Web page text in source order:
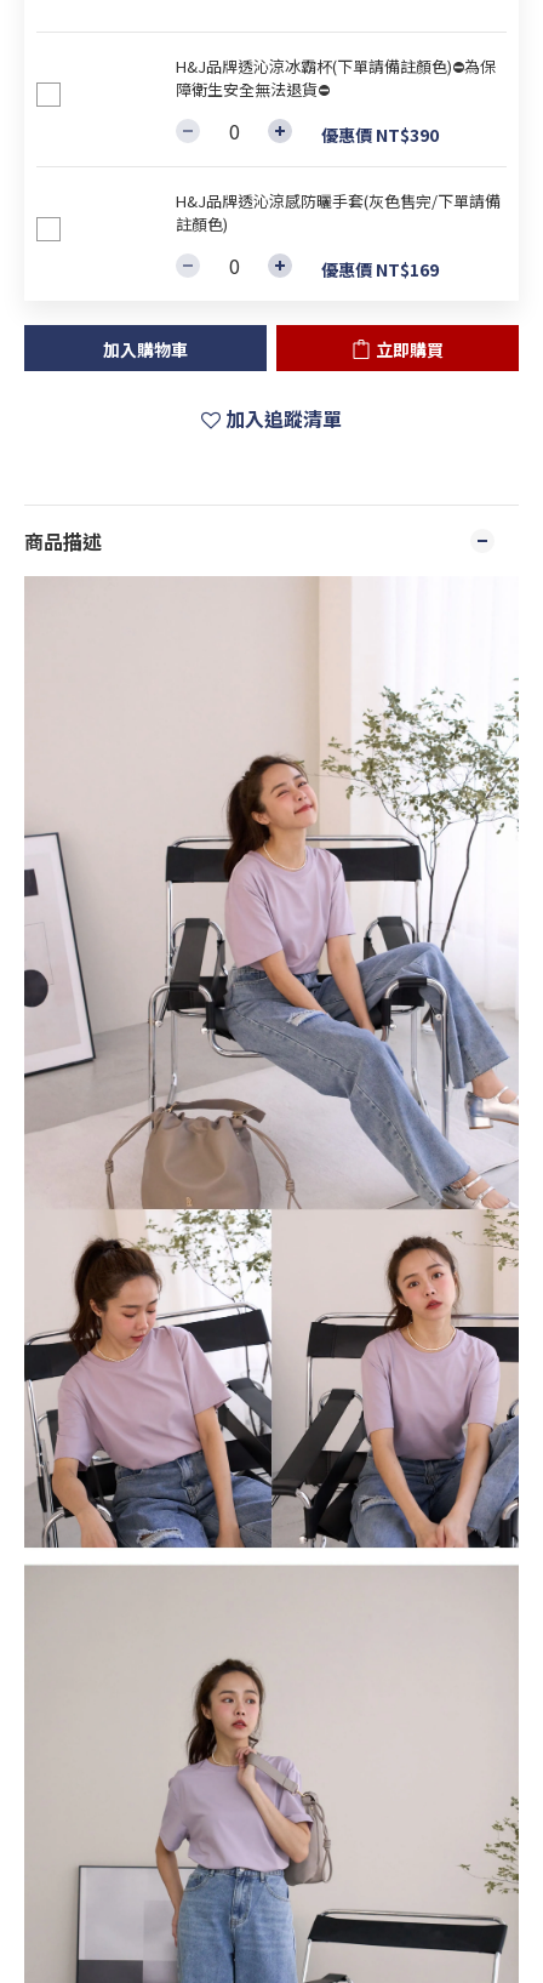
H&J品牌透沁涼冰霸杯(下單請備註顏色)⛔為保
障衛生安全無法退貨⛔
優惠價 NT$390
H&J品牌透沁涼感防曬手套(灰色售完/下單請備
註顏色)
優惠價 NT$169
加入購物車 立即購買
加入追蹤清單
商品描述